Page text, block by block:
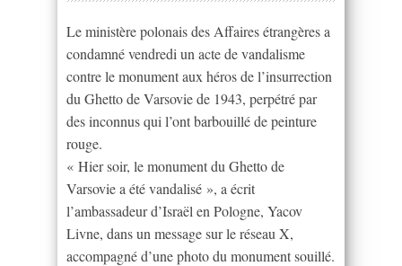
Le ministère polonais des Affaires étrangères a
condamné vendredi un acte de vandalisme
contre le monument aux héros de l’insurrection
du Ghetto de Varsovie de 1943, perpétré par
des inconnus qui l’ont barbouillé de peinture
rouge.
« Hier soir, le monument du Ghetto de
Varsovie a été vandalisé », a écrit
l’ambassadeur d’Israël en Pologne, Yacov
Livne, dans un message sur le réseau X,
accompagné d’une photo du monument souillé.